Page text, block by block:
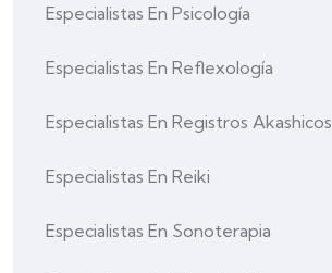
Especialistas En Psicología
Especialistas En Reflexología
Especialistas En Registros Akashicos
Especialistas En Reiki
Especialistas En Sonoterapia